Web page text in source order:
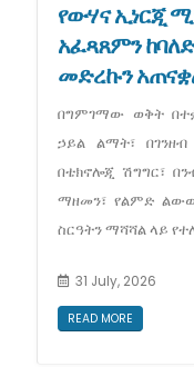
የውሃና ኢነርጂ
አፈጻጸምን
መድረኩን
በግምገማው ወቅት
ኃይል ልማት፣
በቴክኖሎጂ ሽግግር፣
ማዘመን፣ የልምድ
ስርዓትን ማሻሻል ላይ
31 July, 2026
READ MORE